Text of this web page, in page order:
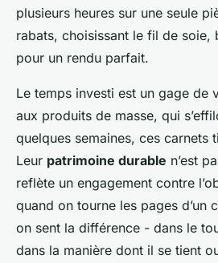
plusieurs heures sur une seule
rabats, choisissant le fil de soie,
pour un rendu parfait.
Le temps investi est un gage de
aux produits de masse, qui
quelques semaines, ces carnets
Leur patrimoine durable n’est
reflète un engagement contre
quand on tourne les pages d’un
on sent la différence - dans le
dans la manière dont il se tient